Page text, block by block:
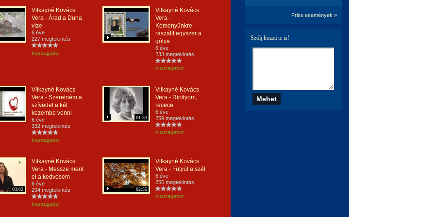
Vitkayné Kovács
Vera - Árad a Duna
vize
6 éve
227 megtekintés
kustragabor
Vitkayné Kovács
Vera -
Kéményünkre
rászállt egyszer a
gólya
6 éve
233 megtekintés
kustragabor
Vitkayné Kovács
Vera - Szeretném a
szívedet a két
kezembe venni
6 éve
332 megtekintés
kustragabor
01:33
Vitkayné Kovács
Vera - Ripityom,
recece
6 éve
259 megtekintés
kustragabor
03:02
Vitkayné Kovács
Vera - Messze ment
el a kedvesem
6 éve
294 megtekintés
kustragabor
02:55
Vitkayné Kovács
Vera - Fütyül a szél
6 éve
256 megtekintés
kustragabor
Friss események »
Szólj hozzá te is!